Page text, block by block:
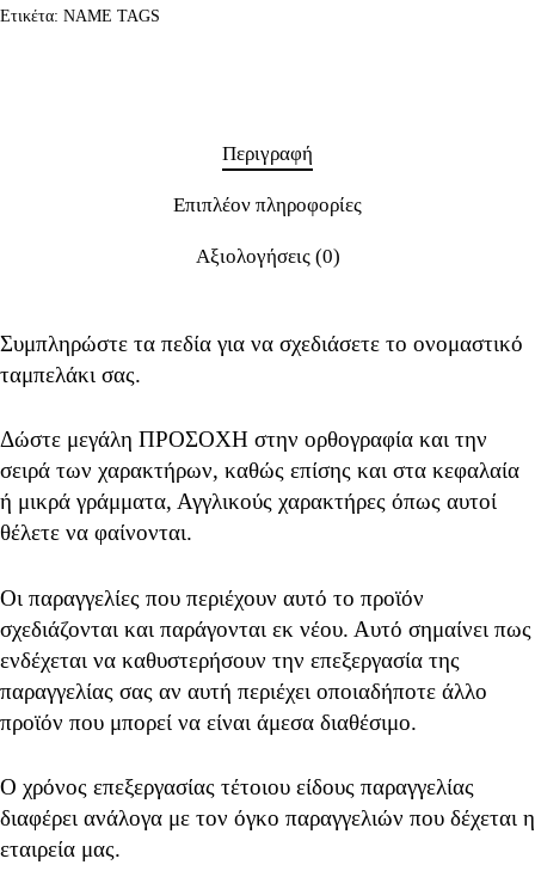
Ετικέτα: NAME TAGS
Περιγραφή
Επιπλέον πληροφορίες
Αξιολογήσεις (0)
Συμπληρώστε τα πεδία για να σχεδιάσετε το ονομαστικό
ταμπελάκι σας.
Δώστε μεγάλη ΠΡΟΣΟΧΗ στην ορθογραφία και την
σειρά των χαρακτήρων, καθώς επίσης και στα κεφαλαία
ή μικρά γράμματα, Αγγλικούς χαρακτήρες όπως αυτοί
θέλετε να φαίνονται.
Οι παραγγελίες που περιέχουν αυτό το προϊόν
σχεδιάζονται και παράγονται εκ νέου. Αυτό σημαίνει πως
ενδέχεται να καθυστερήσουν την επεξεργασία της
παραγγελίας σας αν αυτή περιέχει οποιαδήποτε άλλο
προϊόν που μπορεί να είναι άμεσα διαθέσιμο.
Ο χρόνος επεξεργασίας τέτοιου είδους παραγγελίας
διαφέρει ανάλογα με τον όγκο παραγγελιών που δέχεται η
εταιρεία μας.